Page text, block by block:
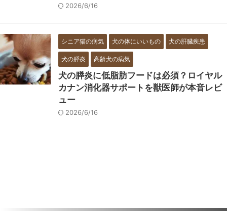
2026/6/16
シニア猫の病気 犬の体にいいもの 犬の肝臓疾患
犬の膵炎 高齢犬の病気
犬の膵炎に低脂肪フードは必須？ロイヤル
カナン消化器サポートを獣医師が本音レビ
ュー
2026/6/16